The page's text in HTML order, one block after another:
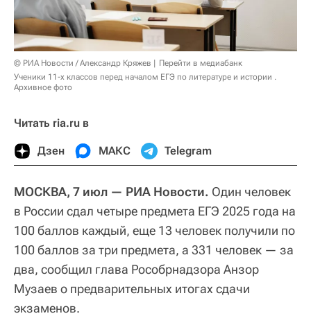
© РИА Новости / Александр Кряжев
Перейти в медиабанк
Ученики 11-х классов перед началом ЕГЭ по литературе и истории .
Архивное фото
Читать ria.ru в
Дзен МАКС Telegram
МОСКВА, 7 июл — РИА Новости. Один человек
в России сдал четыре предмета ЕГЭ 2025 года на
100 баллов каждый, еще 13 человек получили по
100 баллов за три предмета, а 331 человек — за
два, сообщил глава Рособрнадзора Анзор
Музаев о предварительных итогах сдачи
экзаменов.